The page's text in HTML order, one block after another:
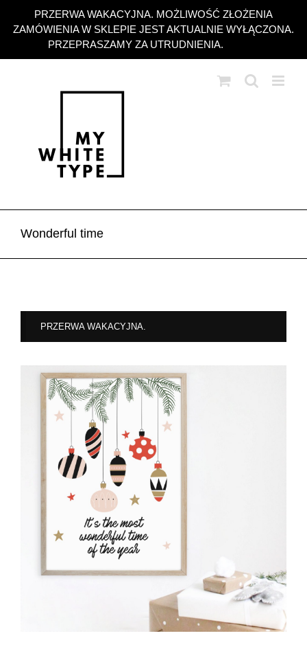
PRZERWA WAKACYJNA. MOŻLIWOŚĆ ZŁOŻENIA
ZAMÓWIENIA W SKLEPIE JEST AKTUALNIE WYŁĄCZONA.
PRZEPRASZAMY ZA UTRUDNIENIA.
zawartości
Wonderful time
PRZERWA WAKACYJNA.